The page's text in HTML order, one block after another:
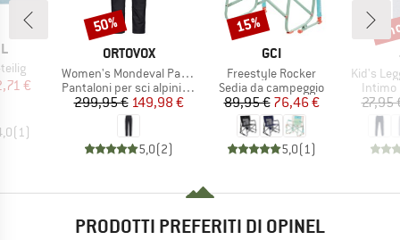
ridotto
€
(1 )
MARCHIO
ORTOVOX
Articolo
Women's Mondeval Pants
Gruppo di prodotti
Pantaloni per sci alpinismo
Prezzo
299,95 €Prezzo ridotto
149,98 €
5,0(2)
Sconto
50%
MARCHIO
GCI
Articolo
Freestyle Rocker
Gruppo di prodotti
Sedia da campeggio
Prezzo
89,95 €Prezzo ridotto
76,46 €
5,0(1 )
Sconto
15%
Articolo
Kid's
Intimo
27,95
PRODOTTI PREFERITI DI OPINEL